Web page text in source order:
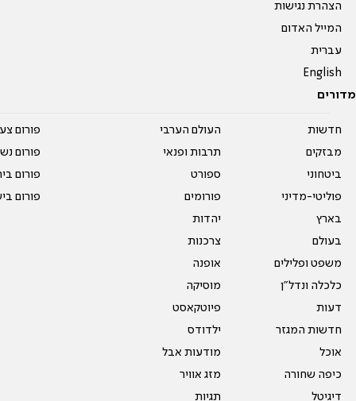
הצהרת נגישות
המייל האדום
עברית
English
מדורים
חדשות
מבזקים
ביטחוני
פוליטי-מדיני
בארץ
בעולם
משפט ופלילים
כלכלה ונדל"ן
דעות
חדשות המגזר
אוכל
כיפה שחורה
דיגיטל
העולם הערבי
תרבות ופנאי
ספורט
פורומים
יהדות
צרכנות
אופנה
מוסיקה
פיוטקאסט
ילדודס
מודעות אבל
מזג אוויר
תגיות
פורום
פורום
פורום
פורום